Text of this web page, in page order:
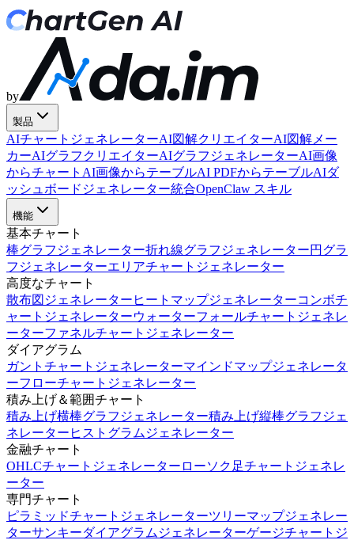
by
製品
AIチャートジェネレーターAI図解クリエイターAI図解メー
カーAIグラフクリエイターAIグラフジェネレーターAI画像
からチャート AI画像からテーブルAI PDFからテーブルAIダ
ッシュボードジェネレーター統合OpenClaw スキル
機能
基本チャート
棒グラフジェネレーター折れ線グラフジェネレーター円グラ
フジェネレーターエリアチャートジェネレーター
高度なチャート
散布図ジェネレーター ヒートマップジェネレーターコンボチ
ャートジェネレーターウォーターフォールチャートジェネレ
ーターファネルチャートジェネレーター
ダイアグラム
ガントチャートジェネレーターマインドマップジェネレータ
ーフローチャートジェネレーター
積み上げ＆範囲チャート
積み上げ横棒グラフジェネレーター積み上げ縦棒グラフジェ
ネレーター ヒストグラムジェネレーター
金融チャート
OHLCチャートジェネレーター ローソク足チャートジェネレ
ーター
専門チャート
ピラミッドチャートジェネレーターツリーマップジェネレー
ターサンキーダイアグラムジェネレーターゲージチャートジ